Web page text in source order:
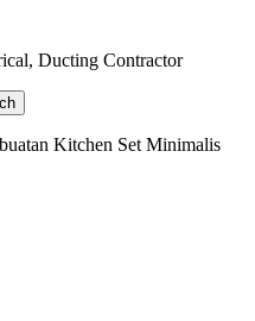
Ducting Contractor
Kitchen Set Minimalis